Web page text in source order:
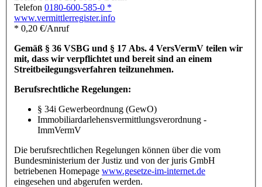
Telefon 0180-600-585-0 *
www.vermittlerregister.info
* 0,20 €/Anruf
Gemäß § 36 VSBG und § 17 Abs. 4 VersVermV teilen wir
mit, dass wir verpflichtet und bereit sind an einem
Streitbeilegungsverfahren teilzunehmen.
Berufsrechtliche Regelungen:
§ 34i Gewerbeordnung (GewO)
Immobiliardarlehensvermittlungsverordnung -
ImmVermV
Die berufsrechtlichen Regelungen können über die vom
Bundesministerium der Justiz und von der juris GmbH
betriebenen Homepage www.gesetze-im-internet.de
eingesehen und abgerufen werden.